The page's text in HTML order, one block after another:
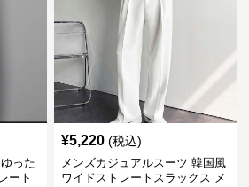
った
ート
¥5,220 (税込)
メンズカジュアルスーツ 韓国風
ワイドストレートスラックス メ